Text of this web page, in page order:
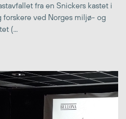
fra en Snickers kastet i
forskere ved Norges miljø- og
(...